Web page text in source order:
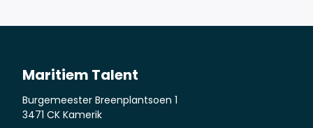
Maritiem Talent
Burgemeester Breenplantsoen 1
3471 CK Kamerik